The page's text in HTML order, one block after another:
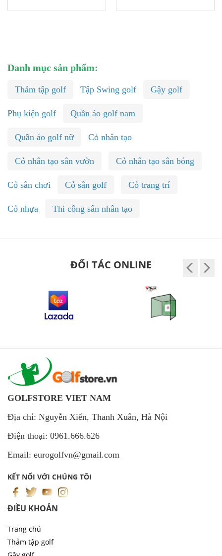
Danh mục sản phẩm:
Thảm tập golf Tập Swing golf Gậy golf
Phụ kiện golf Quần áo golf nam
Quần áo golf nữ Cỏ nhân tạo
Cỏ nhân tạo sân vườn Cỏ nhân tạo sân bóng
Cỏ sân chơi Cỏ sân golf Cỏ trang trí
Cỏ nhựa Thi công sân nhân tạo
ĐỐI TÁC ONLINE
GOLFSTORE VIET NAM
Địa chỉ: Nguyễn Xiển, Thanh Xuân, Hà Nội
Điện thoại: 0961.666.626
Email: eurogolfvn@gmail.com
KẾT NỐI VỚI CHÚNG TÔI
ĐIỀU KHOẢN
Trang chủ
Thảm tập golf